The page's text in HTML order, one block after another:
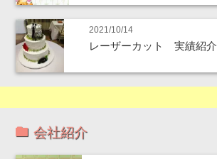
2021/10/14
レーザーカット 実績紹介
会社紹介